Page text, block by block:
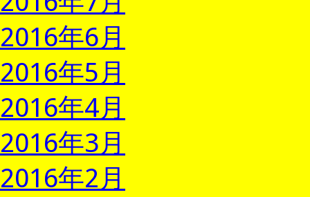
2016年6月
2016年5月
2016年4月
2016年3月
2016年2月